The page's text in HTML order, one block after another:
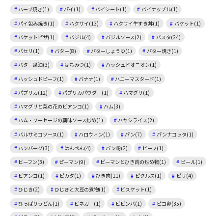
ハーブ焼き(1)
パイ(1) パイシート(1)
パイナップル(1)
パイ包み焼き(1)
ハクサイ(13) ハクサイ牛すき丼(1)
バケット(1)
バケットピザ(1)
バジル(4) バジルソース(2)
パスタ(24)
パセリ(1)
バター(8) バターしょうゆ(1)
バター焼き(1)
バター醤油(3)
はちみつ(1)
ハッシュドオニオン(1)
ハッシュドビーフ(1)
バナナ(1)
ハニーマスタード(1)
パプリカ(12)
パプリカパウダー(1)
ハマグリ(1)
ハマグリと菜の花のビアンコ(1)
ハム(3)
ハム・ソーセージの薬味ソース炒め(1)
ハヤシライス(2)
バルサミコソース(1)
ハロウィン(1) パン(7)
パンナコッタ(1)
ハンバーグ(3)
はんぺん(4) パン粉(2)
ビーフ(1)
ビーフン(3)
ピーマン(9) ピーマンとひき肉の炒め物(1)
ビール(1)
ビアンコ(1)
ピカタ(1) ひき肉(11) ピクルス(1)
ピザ(4)
ひじき(2)
ひじきと大豆の煮物(1)
ビスケット(1)
ひっぱりうどん(1)
ビネガー(1) ビビンバ(1)
ピヨ卵(35)